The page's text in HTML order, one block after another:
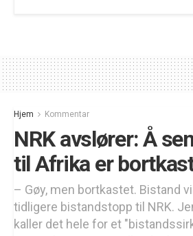
Hjem Kommentar
NRK avslører: Å
til Afrika er
– Gøy, men bortkastet. Bistand
tidligere bistandstopp til NRK.
kaller det hele for et